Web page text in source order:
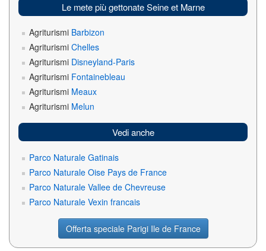
Le mete più gettonate Seine et Marne
Agriturismi Barbizon
Agriturismi Chelles
Agriturismi Disneyland-Paris
Agriturismi Fontainebleau
Agriturismi Meaux
Agriturismi Melun
Vedi anche
Parco Naturale Gatinais
Parco Naturale Oise Pays de France
Parco Naturale Vallee de Chevreuse
Parco Naturale Vexin francais
Offerta speciale Parigi Ile de France